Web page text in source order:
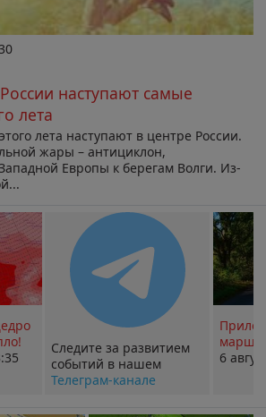
наступают самые
лета
лета наступают в центре России.
жары – антициклон,
Европы к берегам Волги. Из-
Следите за развитием
событий в нашем
Телеграм-канале
6